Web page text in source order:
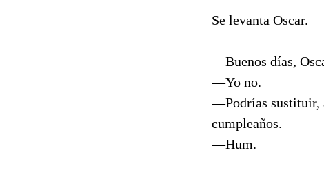
Se levanta Oscar.
—Buenos días,
—Yo no.
—Podrías sustituir,
cumpleaños.
—Hum.